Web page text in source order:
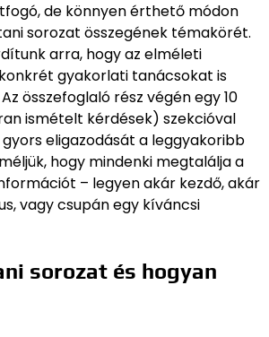
de könnyen érthető módon
sorozat összegének témakörét.
arra, hogy az elméleti
gyakorlati tanácsokat is
összefoglaló rész végén egy 10
ismételt kérdések) szekcióval
eligazodását a leggyakoribb
hogy mindenki megtalálja a
– legyen akár kezdő, akár
vagy csupán egy kíváncsi
sorozat és hogyan